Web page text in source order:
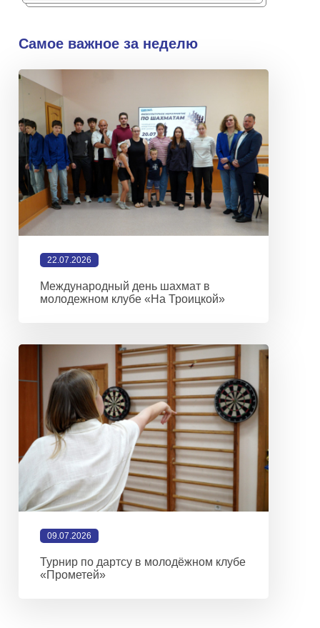
Самое важное за неделю
22.07.2026
Международный день шахмат в
молодежном клубе «На Троицкой»
09.07.2026
Турнир по дартсу в молодёжном клубе
«Прометей»